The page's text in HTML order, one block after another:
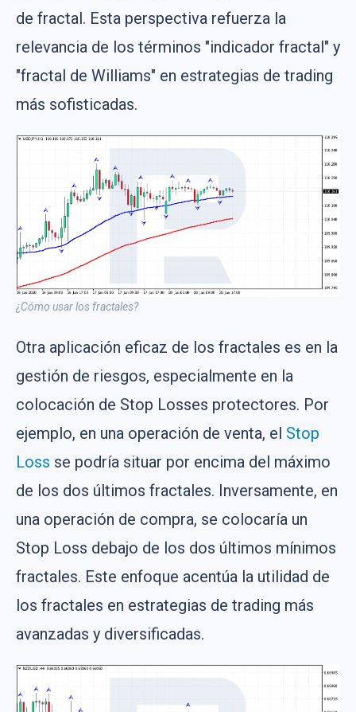
de fractal. Esta perspectiva refuerza la
relevancia de los términos "indicador fractal" y
"fractal de Williams" en estrategias de trading
más sofisticadas.
¿Cómo usar los fractales?
Otra aplicación eficaz de los fractales es en la
gestión de riesgos, especialmente en la
colocación de Stop Losses protectores. Por
ejemplo, en una operación de venta, el Stop
Loss se podría situar por encima del máximo
de los dos últimos fractales. Inversamente, en
una operación de compra, se colocaría un
Stop Loss debajo de los dos últimos mínimos
fractales. Este enfoque acentúa la utilidad de
los fractales en estrategias de trading más
avanzadas y diversificadas.